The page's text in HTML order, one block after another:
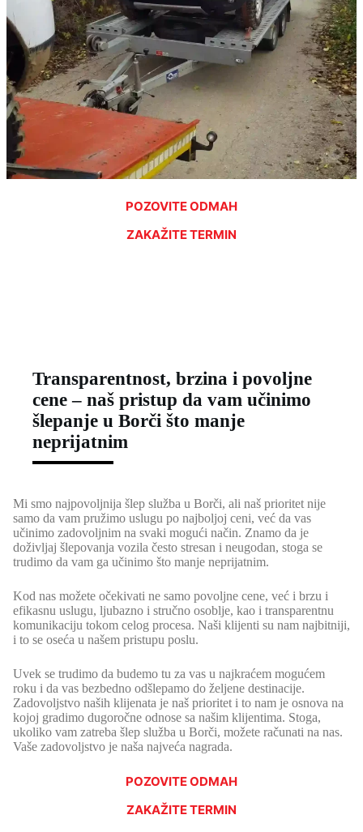
POZOVITE ODMAH
ZAKAŽITE TERMIN
Transparentnost, brzina i povoljne
cene – naš pristup da vam učinimo
šlepanje u Borči što manje
neprijatnim
Mi smo najpovoljnija šlep služba u Borči, ali naš prioritet nije
samo da vam pružimo uslugu po najboljoj ceni, već da vas
učinimo zadovoljnim na svaki mogući način. Znamo da je
doživljaj šlepovanja vozila često stresan i neugodan, stoga se
trudimo da vam ga učinimo što manje neprijatnim.
Kod nas možete očekivati ne samo povoljne cene, već i brzu i
efikasnu uslugu, ljubazno i stručno osoblje, kao i transparentnu
komunikaciju tokom celog procesa. Naši klijenti su nam najbitniji,
i to se oseća u našem pristupu poslu.
Uvek se trudimo da budemo tu za vas u najkraćem mogućem
roku i da vas bezbedno odšlepamo do željene destinacije.
Zadovoljstvo naših klijenata je naš prioritet i to nam je osnova na
kojoj gradimo dugoročne odnose sa našim klijentima. Stoga,
ukoliko vam zatreba šlep služba u Borči, možete računati na nas.
Vaše zadovoljstvo je naša najveća nagrada.
POZOVITE ODMAH
ZAKAŽITE TERMIN